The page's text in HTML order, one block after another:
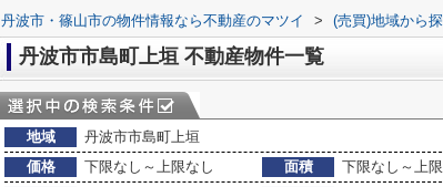
丹波市・篠山市の物件情報なら不動産のマツイ > (売買)地域から
丹波市市島町上垣 不動産物件一覧
地域
丹波市市島町上垣
価格
下限なし～上限なし 面積 下限なし～上